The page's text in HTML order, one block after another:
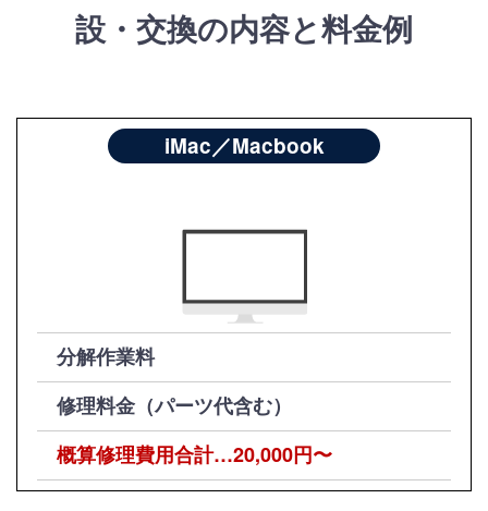
設・交換の内容と料金例
iMac／Macbook
分解作業料
修理料金（パーツ代含む）
概算修理費用合計…20,000円〜